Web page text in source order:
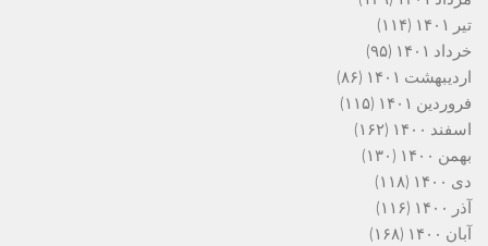
تیر ۱۴۰۱
(۱۱۴)
خرداد ۱۴۰۱
(۹۵)
اردیبهشت ۱۴۰۱
(۸۶)
فروردین ۱۴۰۱
(۱۱۵)
اسفند ۱۴۰۰
(۱۶۲)
بهمن ۱۴۰۰
(۱۳۰)
دی ۱۴۰۰
(۱۱۸)
آذر ۱۴۰۰
(۱۱۶)
آبان ۱۴۰۰
(۱۶۸)